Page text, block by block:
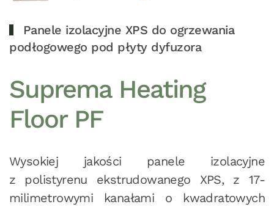
Panele izolacyjne XPS do ogrzewania
podłogowego pod płyty dyfuzora
Suprema Heating
Floor PF
Wysokiej jakości panele izolacyjne
z polistyrenu ekstrudowanego XPS, z 17-
milimetrowymi kanałami o kwadratowych